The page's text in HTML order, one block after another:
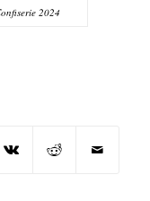
2024